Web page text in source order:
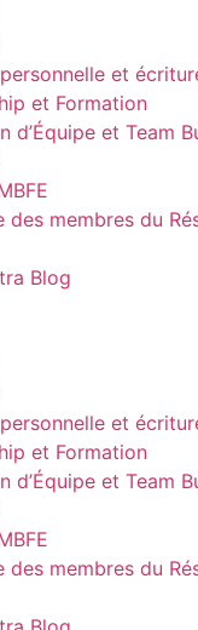
et
et Formation
d’Équipe et Team
des membres du
Blog
et
et Formation
d’Équipe et Team
des membres du